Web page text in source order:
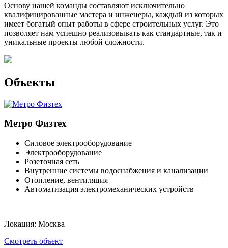
Основу нашей команды составляют исключительно
квалифицированные мастера и инженеры, каждый из которых
имеет богатый опыт работы в сфере строительных услуг. Это
позволяет нам успешно реализовывать как стандартные, так и
уникальные проекты любой сложности.
Объекты
Метро Физтех
Силовое электрооборудование
Электрооборудование
Розеточная сеть
Внутренние системы водоснабжения и канализации
Отопление, вентиляция
Автоматизация электромеханических устройств
Локация: Москва
Смотреть объект